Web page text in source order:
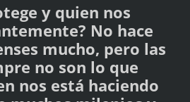
y quien nos
No hace
mucho, pero las
no son lo que
nos está haciendo